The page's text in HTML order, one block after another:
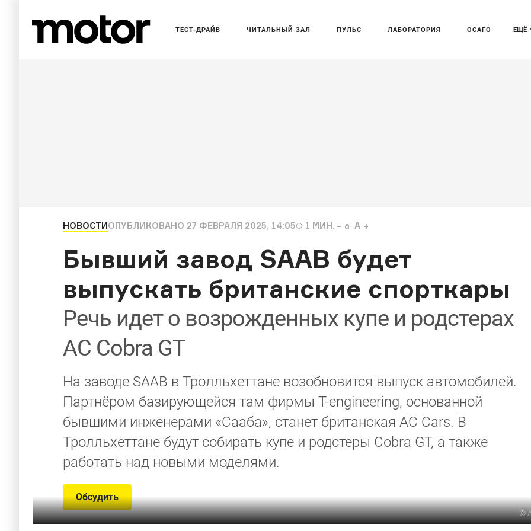
ЕЩЁ
ТЕСТ-ДРАЙВ ЧИТАЛЬНЫЙ ЗАЛ ПУЛЬС ЛАБОРАТОРИЯ ОСАГО
НОВОСТИОПУБЛИКОВАНО 27 ФЕВРАЛЯ 2025, 14:05 1 МИН. a A
Бывший завод SAAB будет
выпускать британские спорткары
Речь идет о возрожденных купе и родстерах
AC Cobra GT
На заводе SAAB в Тролльхеттане возобновится выпуск автомобилей.
Партнёром базирующейся там фирмы T-engineering, основанной
бывшими инженерами «Сааба», станет британская AC Cars. В
Тролльхеттане будут собирать купе и родстеры Cobra GT, а также
работать над новыми моделями.
Обсудить
©